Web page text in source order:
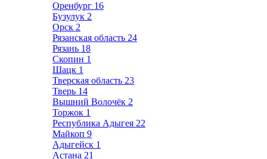
Оренбург 16
Бузулук 2
Орск 2
Рязанская область 24
Рязань 18
Скопин 1
Шацк 1
Тверская область 23
Тверь 14
Вышний Волочёк 2
Торжок 1
Республика Адыгея 22
Майкоп 9
Адыгейск 1
Астана 21